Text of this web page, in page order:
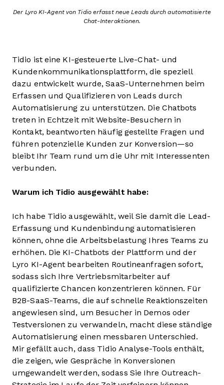
Der Lyro KI-Agent von Tidio erfasst neue Leads durch automatisierte
Chat-Interaktionen.
Tidio ist eine KI-gesteuerte Live-Chat- und
Kundenkommunikationsplattform, die speziell
dazu entwickelt wurde, SaaS-Unternehmen beim
Erfassen und Qualifizieren von Leads durch
Automatisierung zu unterstützen. Die Chatbots
treten in Echtzeit mit Website-Besuchern in
Kontakt, beantworten häufig gestellte Fragen und
führen potenzielle Kunden zur Konversion—so
bleibt Ihr Team rund um die Uhr mit Interessenten
verbunden.
Warum ich Tidio ausgewählt habe:
Ich habe Tidio ausgewählt, weil Sie damit die Lead-
Erfassung und Kundenbindung automatisieren
können, ohne die Arbeitsbelastung Ihres Teams zu
erhöhen. Die KI-Chatbots der Plattform und der
Lyro KI-Agent bearbeiten Routineanfragen sofort,
sodass sich Ihre Vertriebsmitarbeiter auf
qualifizierte Chancen konzentrieren können. Für
B2B-SaaS-Teams, die auf schnelle Reaktionszeiten
angewiesen sind, um Besucher in Demos oder
Testversionen zu verwandeln, macht diese ständige
Automatisierung einen messbaren Unterschied.
Mir gefällt auch, dass Tidio Analyse-Tools enthält,
die zeigen, wie Gespräche in Konversionen
umgewandelt werden, sodass Sie Ihre Outreach-